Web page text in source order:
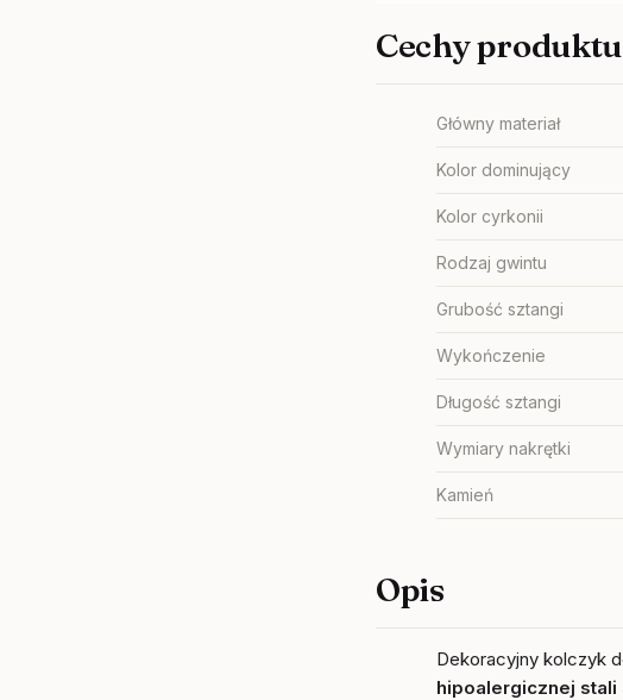
Cechy produktu
Główny materiał
Kolor dominujący
Kolor cyrkonii
Rodzaj gwintu
Grubość sztangi
Wykończenie
Długość sztangi
Wymiary nakrętki
Kamień
Opis
Dekoracyjny kolczyk
hipoalergicznej stali